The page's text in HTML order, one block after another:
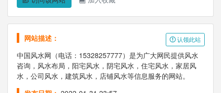
认领此站
网站描述：
中国风水网（电话：15328257777）是为广大网民提供风水
咨询，风水布局，阳宅风水，阴宅风水，住宅风水，家居风
水，公司风水，建筑风水，店铺风水等信息服务的网站。